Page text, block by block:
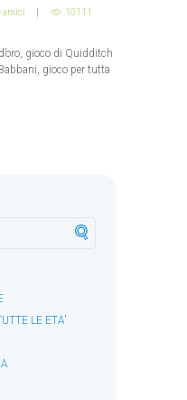
amici
10111
gioco di Quidditch
gioco per tutta
LE ETA'